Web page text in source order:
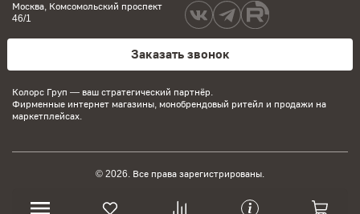
Москва, Комсомольский проспект
46/1
Заказать звонок
Колорс Груп — ваш стратегический партнёр.
Фирменные интернет магазины, монобрендовый ритейл и продажи на
маркетплейсах.
© 2026. Все права зарегистрированы.